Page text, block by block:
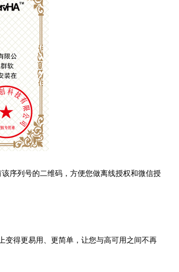
序列号的二维码，方便您做离线授权和微信授
得更易用、更简单，让您与高可用之间不再